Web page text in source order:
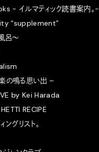
- イルマティック読書案内。-
“supplement”
呂〜
の鳴る思い出 –
by Kei Harada
RECIPE
グリスト。